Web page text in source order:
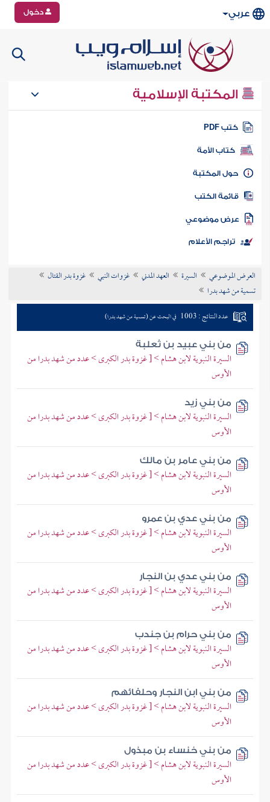
عربي دخول
المكتبة الإسلامية
كتب PDF
كتاب الأمة
المكتبة
الكتب
موضوعي
تراجم الأعلام
العرض الموضوعي السيرة العهد المدني غزوات النبي
غزوة بدر القتال
تسمية من شهد بدرا
عدد النتائج : 1003 في البحث عن (تسمية من شهد بدرا)
من بني عبيد بن ثعلبة
السيرة النبوية لابن هشام > [ غزوة بدر الكبرى > عدد من شهد بدرا من
الأوس
من بني زيد
السيرة النبوية لابن هشام > [ غزوة بدر الكبرى > عدد من شهد بدرا من
الأوس
من بني عامر بن مالك
السيرة النبوية لابن هشام > [ غزوة بدر الكبرى > عدد من شهد بدرا من
الأوس
من بني عدي بن عمرو
السيرة النبوية لابن هشام > [ غزوة بدر الكبرى > عدد من شهد بدرا من
الأوس
من بني عدي بن النجار
السيرة النبوية لابن هشام > [ غزوة بدر الكبرى > عدد من شهد بدرا من
الأوس
من بني حرام بن جندب
السيرة النبوية لابن هشام > [ غزوة بدر الكبرى > عدد من شهد بدرا من
الأوس
من بني ابن النجار وحلفائهم
السيرة النبوية لابن هشام > [ غزوة بدر الكبرى > عدد من شهد بدرا من
الأوس
من بني خنساء بن مبذول
السيرة النبوية لابن هشام > [ غزوة بدر الكبرى > عدد من شهد بدرا من
الأوس